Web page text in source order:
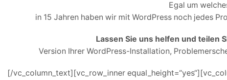
Egal um
in 15 Jahren haben wir mit WordPress noch jedes
Lassen Sie uns helfen und teilen
Version Ihrer WordPress-Installation,
[/vc_column_text][vc_row_inner